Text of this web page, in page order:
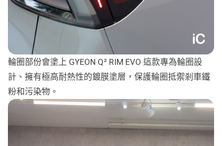
輪圈部份會塗上 GYEON Q² RIM EVO 這款專為輪圈設
計、擁有極高耐熱性的鍍膜塗層，保護輪圈抵禦剎車鐵
粉和污染物。